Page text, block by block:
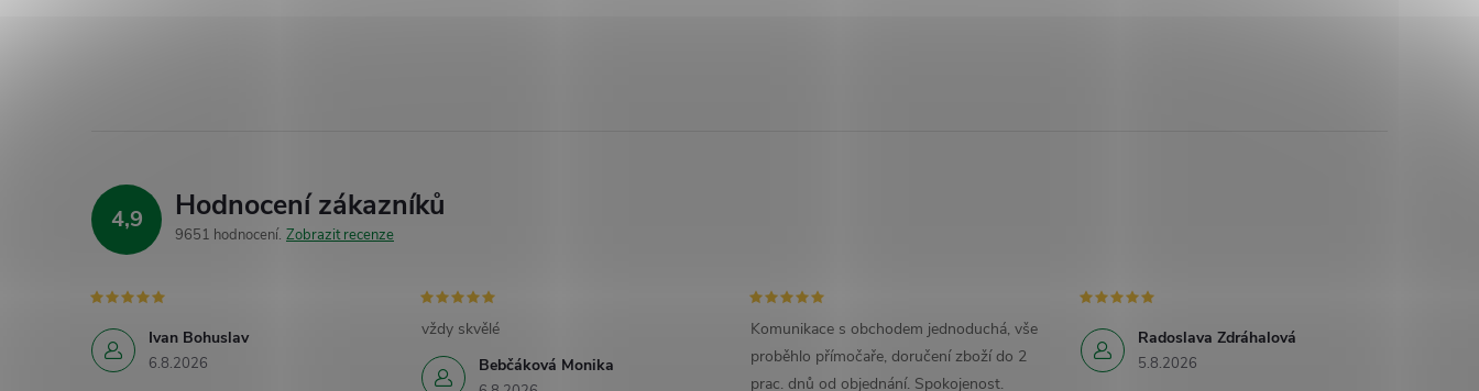
4,9 Hodnocení zákazníků
9651 hodnocení Zobrazit recenze
Ivan Bohuslav
6.8.2026 Bebčáková Monika
vždy skvělé
Komunikace s obchodem jednoduchá, vše
proběhlo přímočaře, doručení zboží do 2
prac. dnů od objednání. Spokojenost.
Radoslava Zdráhalová
5.8.2026